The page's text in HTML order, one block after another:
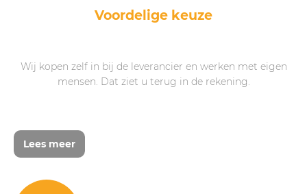
Voordelige keuze
Wij kopen zelf in bij de leverancier en werken met eigen
mensen. Dat ziet u terug in de rekening.
Lees meer